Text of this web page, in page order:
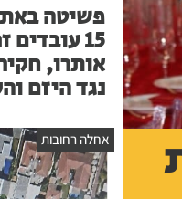
פשיטה
15
אותרו,
נגד היזם
אחלה רחובות